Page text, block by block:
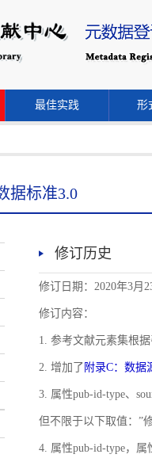
最佳实践 形
据标准3.0
修订历史
修订日期：2020年3月
修订内容：
1. 参考文献元素集根
2. 增加了 附录C：数据
3. 属性pub-id-type、
但不限于以下取值：”
4. 属性pub-id-type，属